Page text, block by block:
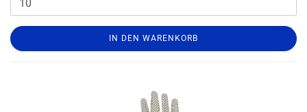
IN DEN WARENKORB